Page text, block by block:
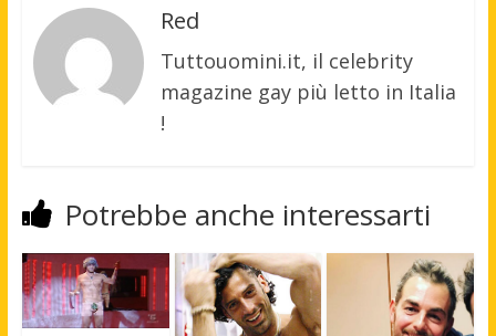
Red
Tuttouomini.it, il celebrity
magazine gay più letto in Italia
!
Potrebbe anche interessarti